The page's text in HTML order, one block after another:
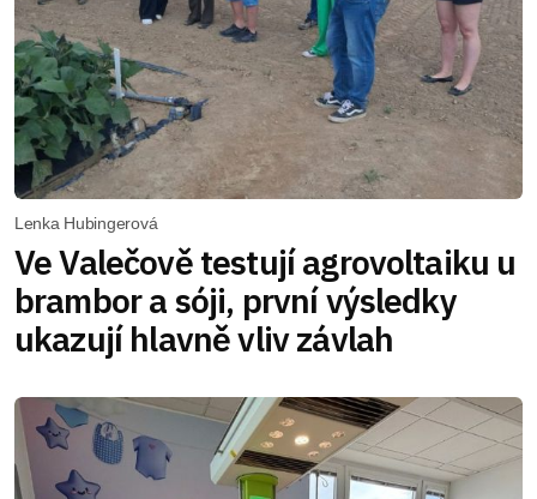
Lenka Hubingerová
Ve Valečově testují agrovoltaiku u
brambor a sóji, první výsledky
ukazují hlavně vliv závlah